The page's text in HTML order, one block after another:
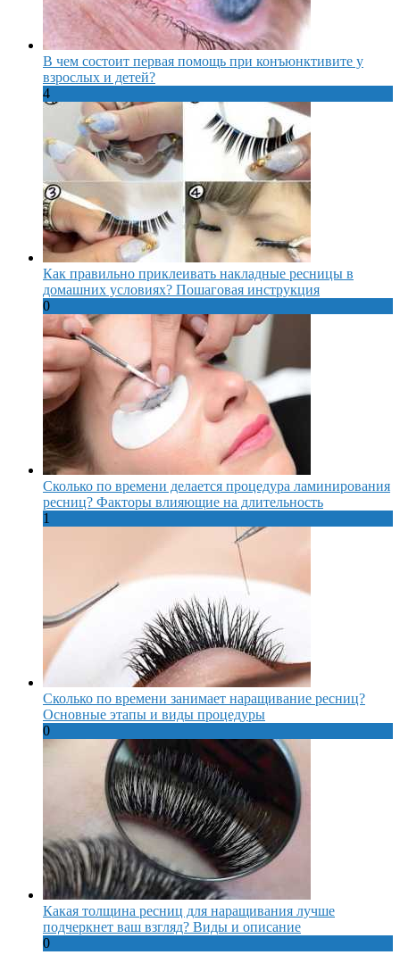
В чем состоит первая помощь при конъюнктивите у
взрослых и детей?
4
Как правильно приклеивать накладные ресницы в
домашних условиях? Пошаговая инструкция
0
Сколько по времени делается процедура ламинирования
ресниц? Факторы влияющие на длительность
1
Сколько по времени занимает наращивание ресниц?
Основные этапы и виды процедуры
0
Какая толщина ресниц для наращивания лучше
подчеркнет ваш взгляд? Виды и описание
0